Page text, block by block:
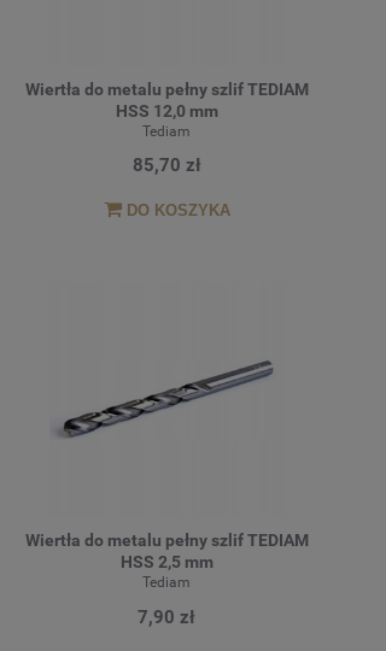
Wiertła do metalu pełny szlif TEDIAM
HSS 12,0 mm
Tediam
85,70 zł
DO KOSZYKA
Wiertła do metalu pełny szlif TEDIAM
HSS 2,5 mm
Tediam
7,90 zł